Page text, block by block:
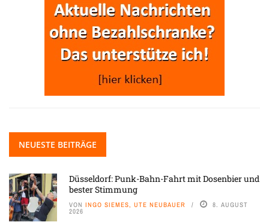
NEUESTE BEITRÄGE
Düsseldorf: Punk-Bahn-Fahrt mit Dosenbier und
bester Stimmung
VON INGO SIEMES, UTE NEUBAUER 8. AUGUST
2026